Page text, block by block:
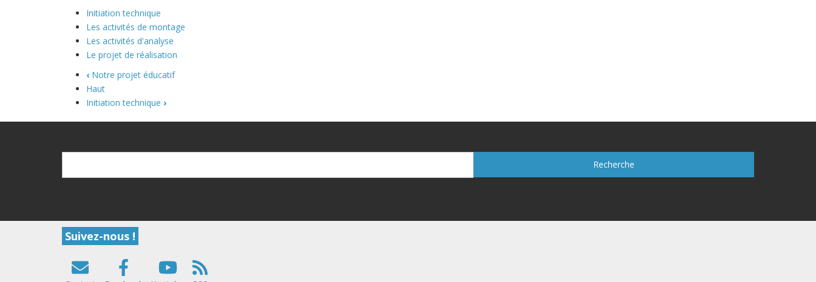
Initiation technique
Les activités de montage
Les activités d'analyse
Le projet de réalisation
‹ Notre projet éducatif
Haut
Initiation technique ›
Suivez-nous !